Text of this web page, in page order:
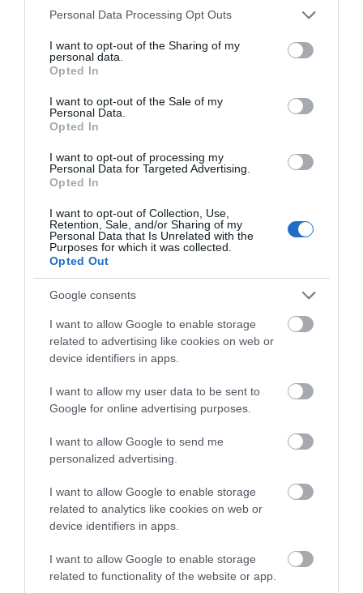
Please note that this website/app uses one or more Google
not limited to your visit or usage behaviour. You may click to
grant or deny consent to Google and its third-party tags to
use your data for below specified purposes in below Google
consent section.
Personal Data Processing Opt Outs
I want to opt-out of the Sharing of my
personal data.
Opted In
I want to opt-out of the Sale of my
Personal Data.
Opted In
I want to opt-out of processing my
Personal Data for Targeted Advertising.
Opted In
I want to opt-out of Collection, Use,
Retention, Sale, and/or Sharing of my
Personal Data that Is Unrelated with the
Purposes for which it was collected.
Opted Out
Google consents
I want to allow Google to enable storage
related to advertising like cookies on web or
device identifiers in apps.
I want to allow my user data to be sent to
Google for online advertising purposes.
I want to allow Google to send me
personalized advertising.
I want to allow Google to enable storage
related to analytics like cookies on web or
device identifiers in apps.
I want to allow Google to enable storage
related to functionality of the website or app.
ΚΌΣΤΟΣ ΜΕΤΑΦΟΡΙΚΏΝ
Περιγραφή:
τοποθέτηση σε τοίχο
άψογη κοπή rectificato
ανθεκτικό στο παγετό
ενδέχεται να διαφέρει από την φωτογραφία.
10 τεμάχια.
porcelain
wall installation
relief
perfect rectificato cut
frost proof